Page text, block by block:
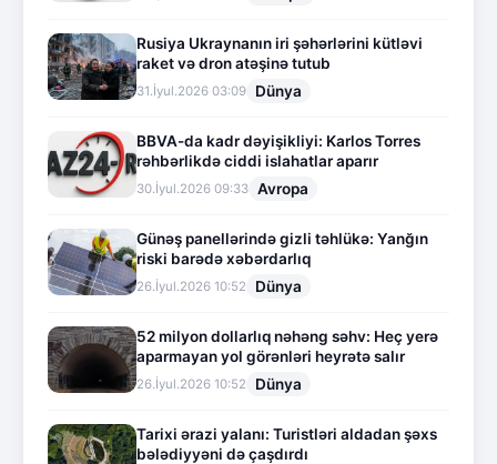
Rusiya Ukraynanın iri şəhərlərini kütləvi
raket və dron atəşinə tutub
31.İyul.2026 03:09 Dünya
BBVA-da kadr dəyişikliyi: Karlos Torres
rəhbərlikdə ciddi islahatlar aparır
30.İyul.2026 09:33 Avropa
Günəş panellərində gizli təhlükə: Yanğın
riski barədə xəbərdarlıq
26.İyul.2026 10:52 Dünya
52 milyon dollarlıq nəhəng səhv: Heç yerə
aparmayan yol görənləri heyrətə salır
26.İyul.2026 10:52 Dünya
Tarixi ərazi yalanı: Turistləri aldadan şəxs
bələdiyyəni də çaşdırdı